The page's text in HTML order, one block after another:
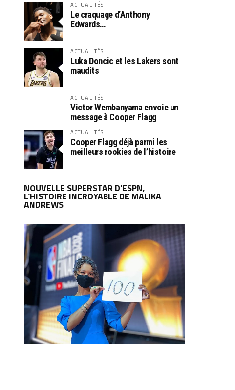
ACTUALITÉS
Le craquage d’Anthony
Edwards…
ACTUALITÉS
Luka Doncic et les Lakers sont
maudits
ACTUALITÉS
Victor Wembanyama envoie un
message à Cooper Flagg
ACTUALITÉS
Cooper Flagg déjà parmi les
meilleurs rookies de l’histoire
NOUVELLE SUPERSTAR D’ESPN,
L’HISTOIRE INCROYABLE DE MALIKA
ANDREWS